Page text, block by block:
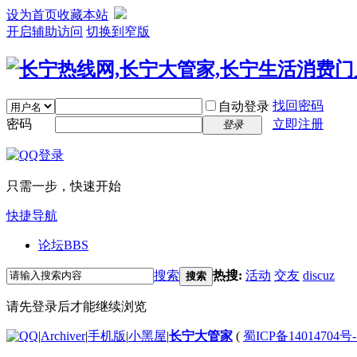
设为首页收藏本站
开启辅助访问 切换到窄版
自动登录 找回密码
密码
登录 立即注册
只需一步，快速开始
快捷导航
论坛BBS
搜索 搜索 热搜: 活动 交友 discuz
请先登录后才能继续浏览
|Archiver|手机版|小黑屋|长宁大管家 ( 蜀ICP备14014704号